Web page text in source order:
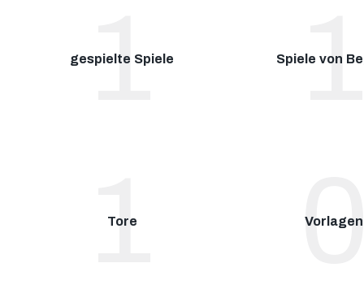
gespielte Spiele
1 Spiele von
Tore
1 Vorlagen
0